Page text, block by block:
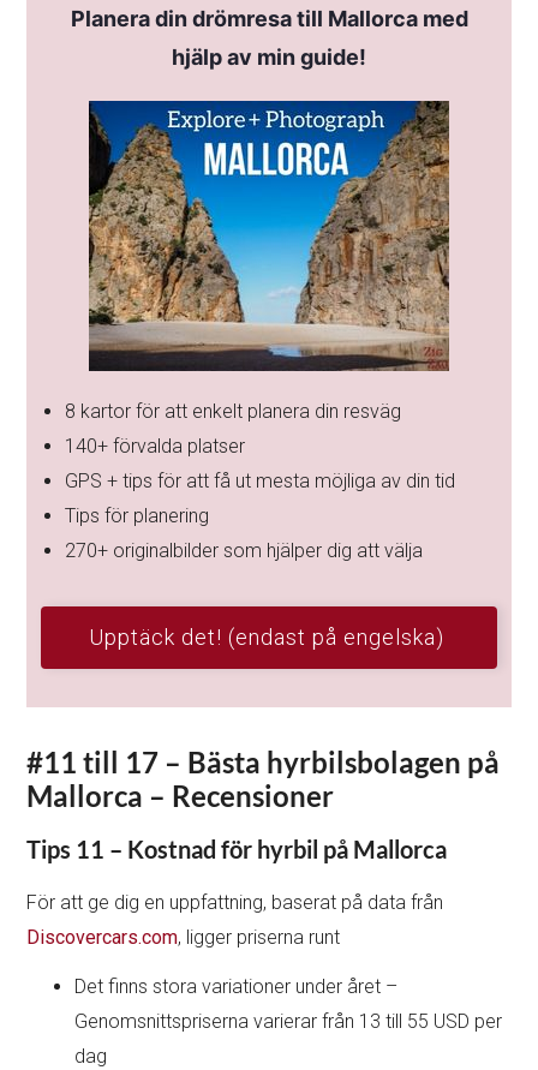
Planera din drömresa till Mallorca med
hjälp av min guide!
8 kartor för att enkelt planera din resväg
140+ förvalda platser
GPS + tips för att få ut mesta möjliga av din tid
Tips för planering
270+ originalbilder som hjälper dig att välja
Upptäck det! (endast på engelska)
#11 till 17 – Bästa hyrbilsbolagen på
Mallorca – Recensioner
Tips 11 – Kostnad för hyrbil på Mallorca
För att ge dig en uppfattning, baserat på data från
Discovercars.com, ligger priserna runt
Det finns stora variationer under året –
Genomsnittspriserna varierar från 13 till 55 USD per
dag